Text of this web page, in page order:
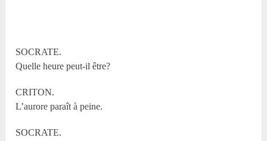
SOCRATE.
Quelle heure peut-il être?
CRITON.
L’aurore paraît à peine.
SOCRATE.